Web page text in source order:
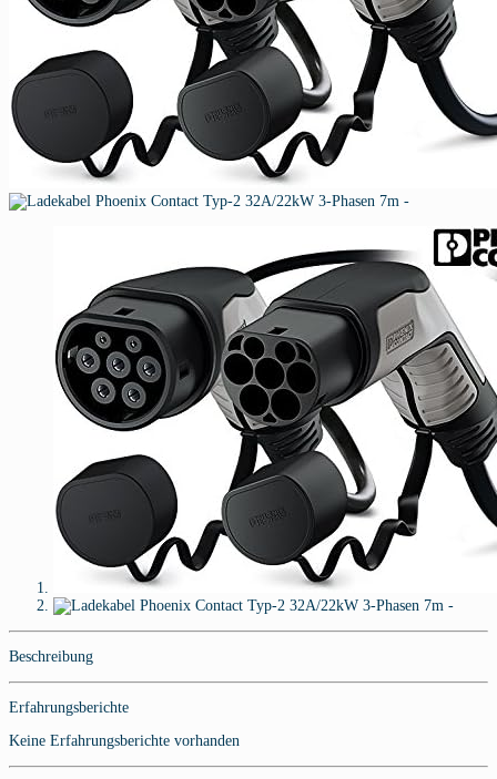
Beschreibung
Erfahrungsberichte
Keine Erfahrungsberichte vorhanden